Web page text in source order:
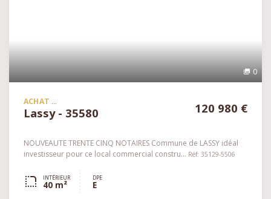
0
ACHAT
Lassy - 35580 120 980 €
NOUVEAUTE TRENTE CINQ NOTAIRES Commune de LASSY idéal
investisseur pour ce local commercial constru... Réf: 35129-5506
INTÉRIEUR
40 m²
DPE
E